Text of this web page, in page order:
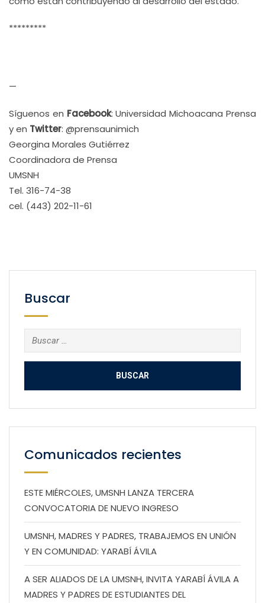
*********
—
Síguenos en Facebook: Universidad Michoacana Prensa
y en Twitter: @prensaunimich
Georgina Morales Gutiérrez
Coordinadora de Prensa
UMSNH
Tel. 316-74-38
cel. (443) 202-11-61
Buscar
Buscar:
Comunicados recientes
ESTE MIÉRCOLES, UMSNH LANZA TERCERA
CONVOCATORIA DE NUEVO INGRESO
UMSNH, MADRES Y PADRES, TRABAJEMOS EN UNIÓN
Y EN COMUNIDAD: YARABÍ ÁVILA
A SER ALIADOS DE LA UMSNH, INVITA YARABÍ ÁVILA A
MADRES Y PADRES DE ESTUDIANTES DEL